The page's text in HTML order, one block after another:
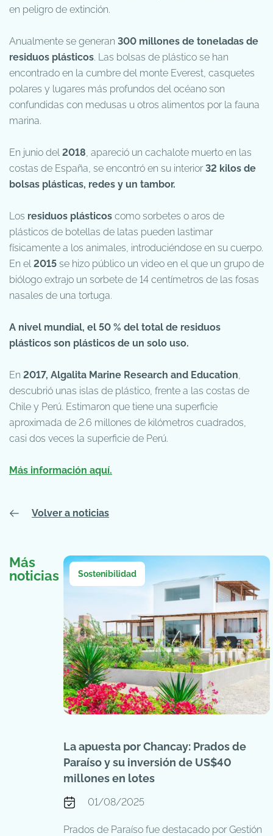
en peligro de extinción.
Anualmente se generan 300 millones de toneladas de
residuos plásticos. Las bolsas de plástico se han
encontrado en la cumbre del monte Everest, casquetes
polares y lugares más profundos del océano son
confundidas con medusas u otros alimentos por la fauna
marina.
En junio del 2018, apareció un cachalote muerto en las
costas de España, se encontró en su interior32 kilos de
bolsas plásticas, redes y un tambor.
Los residuos plásticos como sorbetes o aros de
plásticos de botellas de latas pueden lastimar
físicamente a los animales, introduciéndose en su cuerpo.
En el 2015 se hizo público un video en el que un grupo de
biólogo extrajo un sorbete de 14 centímetros de las fosas
nasales de una tortuga.
A nivel mundial, el 50 % del total de residuos
plásticos son plásticos de un solo uso.
En 2017, Algalita Marine Research and Education,
descubrió unas islas de plástico, frente a las costas de
Chile y Perú. Estimaron que tiene una superficie
aproximada de 2.6 millones de kilómetros cuadrados,
casi dos veces la superficie de Perú.
Más información aquí.
Volver a noticias
Más
noticias
Sostenibilidad
La apuesta por Chancay: Prados de
Paraíso y su inversión de US$40
millones en lotes
01/08/2025
Prados de Paraíso fue destacado por Gestión